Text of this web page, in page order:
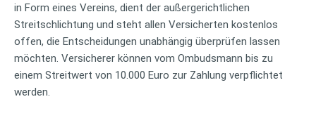
in Form eines Vereins, dient der außergerichtlichen
Streitschlichtung und steht allen Versicherten kostenlos
offen, die Entscheidungen unabhängig überprüfen lassen
möchten. Versicherer können vom Ombudsmann bis zu
einem Streitwert von 10.000 Euro zur Zahlung verpflichtet
werden.